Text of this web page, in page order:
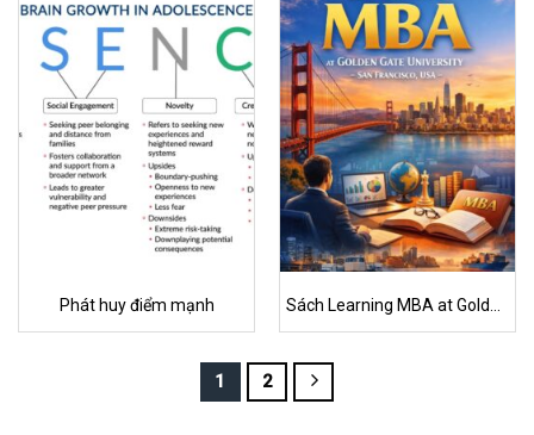
Phát huy điểm mạnh
Sách Learning MBA at Golden
1 2